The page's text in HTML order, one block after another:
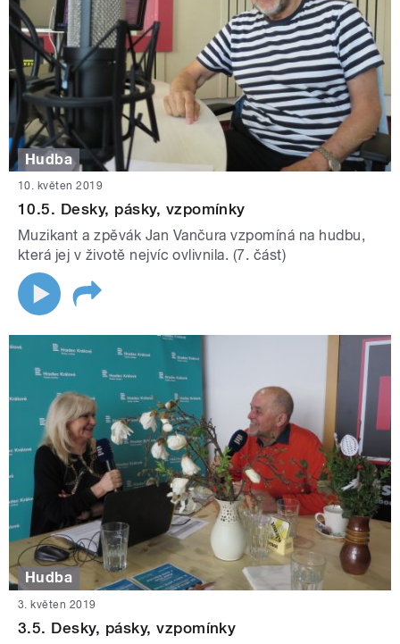
Hudba
10. květen 2019
10.5. Desky, pásky, vzpomínky
Muzikant a zpěvák Jan Vančura vzpomíná na hudbu,
která jej v životě nejvíc ovlivnila. (7. část)
Hudba
3. květen 2019
3.5. Desky, pásky, vzpomínky